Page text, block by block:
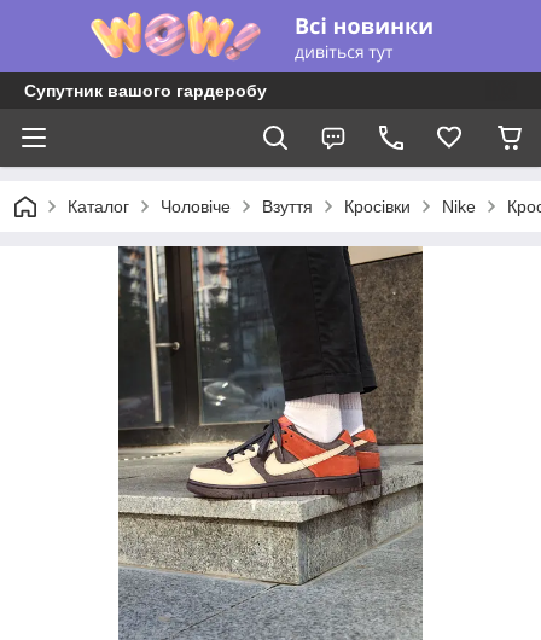
Супутник вашого гардеробу
Каталог Чоловіче Взуття Кросівки Nike